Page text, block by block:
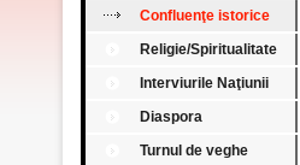
Confluenţe istorice
Religie/Spiritualitate
Interviurile Naţiunii
Diaspora
Turnul de veghe